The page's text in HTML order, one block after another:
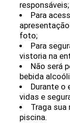
responsáveis;
Para
foto;
Para
vistoria na
Não será
bebida
Durante o
vidas e
Traga sua
piscina.